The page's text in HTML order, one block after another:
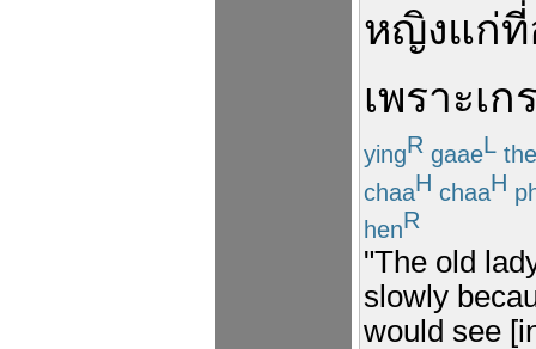
หญิงแก่ที่
เพราะเก
yingR gaaeL
chaaH chaaH
henR
"The old
slowly
would see